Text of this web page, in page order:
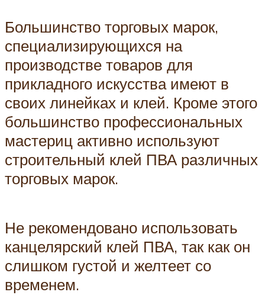
Большинство торговых марок,
специализирующихся на
производстве товаров для
прикладного искусства имеют в
своих линейках и клей. Кроме этого
большинство профессиональных
мастериц активно используют
строительный клей ПВА различных
торговых марок.
Не рекомендовано использовать
канцелярский клей ПВА, так как он
слишком густой и желтеет со
временем.